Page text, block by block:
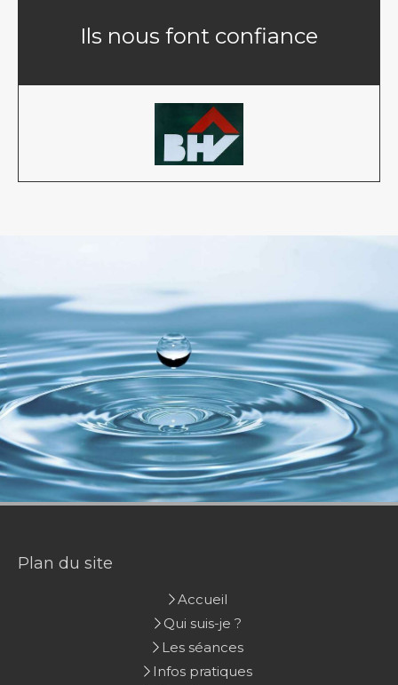
Ils nous font confiance
Plan du site
Accueil
Qui suis-je ?
Les séances
Infos pratiques